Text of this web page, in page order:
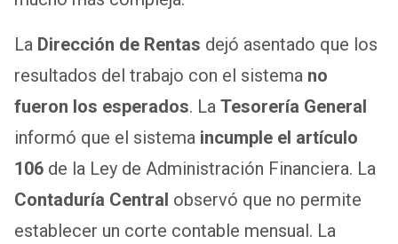
La Dirección de Rentas dejó asentado que los
resultados del trabajo con el sistema no
fueron los esperados. La Tesorería General
informó que el sistema incumple el artículo
106 de la Ley de Administración Financiera. La
Contaduría Central observó que no permite
establecer un corte contable mensual. La